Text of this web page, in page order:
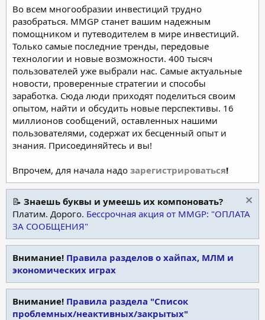
Во всем многообразии инвестиций трудно
разобраться. MMGP станет вашим надежным
помощником и путеводителем в мире инвестиций.
Только самые последние тренды, передовые
технологии и новые возможности. 400 тысяч
пользователей уже выбрали нас. Самые актуальные
новости, проверенные стратегии и способы
заработка. Сюда люди приходят поделиться своим
опытом, найти и обсудить новые перспективы. 16
миллионов сообщений, оставленных нашими
пользователями, содержат их бесценный опыт и
знания. Присоединяйтесь и вы!
Впрочем, для начала надо зарегистрироваться!
📝 Знаешь буквы и умеешь их компоновать?
Платим. Дорого. Бессрочная акция от MMGP: "ОПЛАТА
ЗА СООБЩЕНИЯ"
Внимание! Правила разделов о хайпах, МЛМ и
экономических играх
Внимание! Правила раздела "Список
проблемных/неактивных/закрытых"